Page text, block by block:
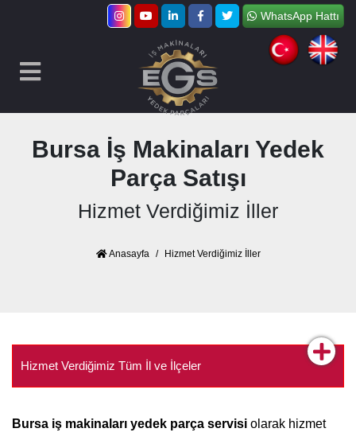
WhatsApp Hattı
Bursa İş Makinaları Yedek
Parça Satışı
Hizmet Verdiğimiz İller
Anasayfa Hizmet Verdiğimiz İller
Hizmet Verdiğimiz Tüm İl ve İlçeler
Bursa iş makinaları yedek parça servisi olarak hizmet